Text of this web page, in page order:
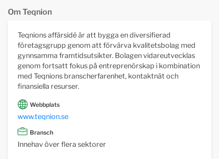
Om Teqnion
Teqnions affärsidé är att bygga en diversifierad
företagsgrupp genom att förvärva kvalitetsbolag med
gynnsamma framtidsutsikter. Bolagen vidareutvecklas
genom fortsatt fokus på entreprenörskap i kombination
med Teqnions branscherfarenhet, kontaktnät och
finansiella resurser.
Webbplats
www.teqnion.se
Bransch
Innehav över flera sektorer